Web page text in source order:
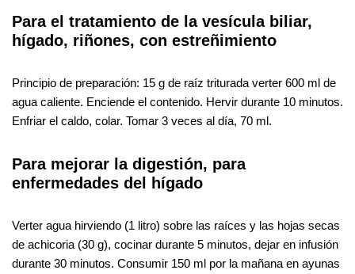
Para el tratamiento de la vesícula biliar,
hígado, riñones, con estreñimiento
Principio de preparación: 15 g de raíz triturada verter 600 ml de
agua caliente. Enciende el contenido. Hervir durante 10 minutos.
Enfriar el caldo, colar. Tomar 3 veces al día, 70 ml.
Para mejorar la digestión, para
enfermedades del hígado
Verter agua hirviendo (1 litro) sobre las raíces y las hojas secas
de achicoria (30 g), cocinar durante 5 minutos, dejar en infusión
durante 30 minutos. Consumir 150 ml por la mañana en ayunas